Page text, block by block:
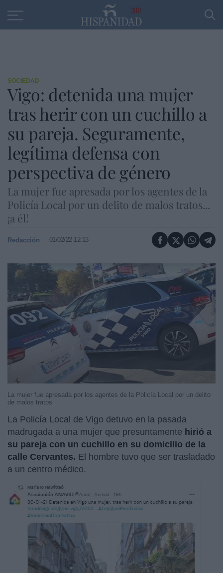
30
SOCIEDAD
Vigo: detenida una mujer
tras herir con un cuchillo a
su pareja. Seguramente,
legítima defensa con
perspectiva de género
La mujer fue apresada por los agentes de la
Policía Local por un delito de malos tratos...
¡a él!
Redacción 01/02/22 12:13
La mujer fue apresada por los agentes de la Policía Local por un delito
de malos tratos
La Policía Local de Vigo detuvo en la pasada
madrugada a una mujer que presuntamente hirió a
su pareja con un cuchillo en su domicilio de la
calle Cervantes. El hombre tuvo que ser trasladado
a un centro médico.